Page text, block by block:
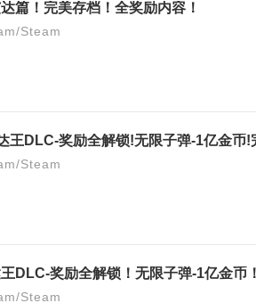
篇！完美存档！全奖励内容！
Steam
Steam
Steam